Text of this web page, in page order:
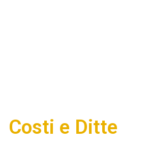
Costi e Ditte